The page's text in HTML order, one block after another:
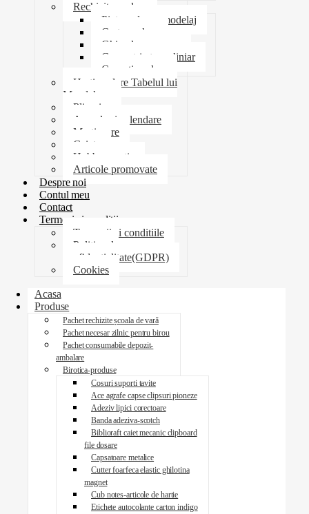
Rechizite scolare
Pictura desen modelaj
Creta scolara
Ghiozdane penare
Geometrie trusa liniar
Coperti scolare
Harti scolare Tabelul lui
Mendeleev
Plicuri
Agende si calendare
Martisoare
Caiete
Hobby creatie
Articole promovate
Despre noi
Contul meu
Contact
Termeni si conditii
Termenii si conditiile
Politica de
confidentialitate(GDPR)
Cookies
Acasa
Produse
Pachet rechizite școala de vară
Pachet necesar zilnic pentru birou
Pachet consumabile depozit-
ambalare
Birotica-produse
Cosuri suporti tavite
Ace agrafe capse clipsuri pioneze
Adeziv lipici corectoare
Banda adeziva-scotch
Biblioraft caiet mecanic clipboard
file dosare
Capsatoare metalice
Cutter foarfeca elastic ghilotina
magnet
Cub notes-articole de hartie
Etichete autocolante carton indigo